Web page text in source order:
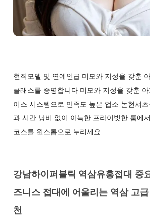
현직모델 및 연예인급 미모와 지성을 갖춘
클래스를 증명합니다 미모와 지성을 갖춘
이스 시스템으로 만족도 높은 업소 논현셔
과 시간 낭비 없이 아늑한 프라이빗한 룸에
코스를 원스톱으로 누리세요
강남하이퍼블릭 역삼유흥접대 중
즈니스 접대에 어울리는 역삼 고
천